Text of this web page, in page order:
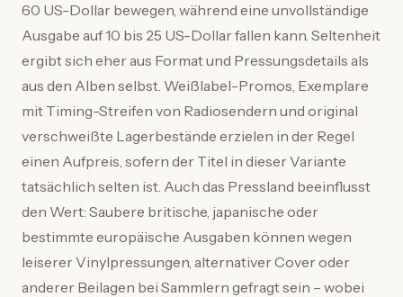
60 US-Dollar bewegen, während eine unvollständige
Ausgabe auf 10 bis 25 US-Dollar fallen kann. Seltenheit
ergibt sich eher aus Format und Pressungsdetails als
aus den Alben selbst. Weißlabel-Promos, Exemplare
mit Timing-Streifen von Radiosendern und original
verschweißte Lagerbestände erzielen in der Regel
einen Aufpreis, sofern der Titel in dieser Variante
tatsächlich selten ist. Auch das Pressland beeinflusst
den Wert: Saubere britische, japanische oder
bestimmte europäische Ausgaben können wegen
leiserer Vinylpressungen, alternativer Cover oder
anderer Beilagen bei Sammlern gefragt sein – wobei